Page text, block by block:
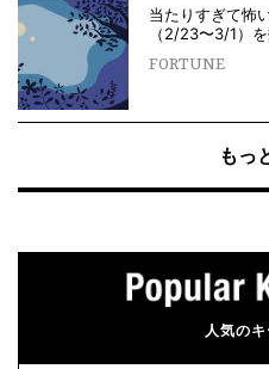
当たりすぎて怖
（2/23〜3/1）
FORTUNE
もっ
人気の